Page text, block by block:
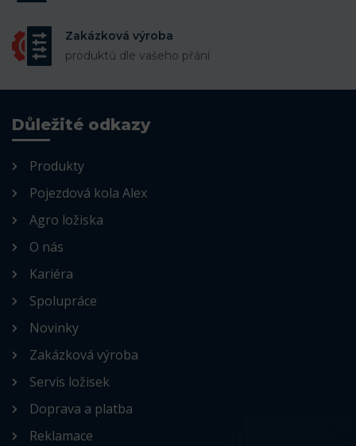
Zakázková výroba
produktů dle vašeho přání
Důležité odkazy
Produkty
Pojezdová kola Alex
Agro ložiska
O nás
Kariéra
Spolupráce
Novinky
Zakázková výroba
Servis ložisek
Doprava a platba
Reklamace